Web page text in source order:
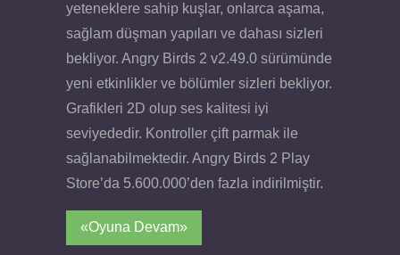
yeteneklere sahip kuşlar, onlarca aşama,
sağlam düşman yapıları ve dahası sizleri
bekliyor. Angry Birds 2 v2.49.0 sürümünde
yeni etkinlikler ve bölümler sizleri bekliyor.
Grafikleri 2D olup ses kalitesi iyi
seviyededir. Kontroller çift parmak ile
sağlanabilmektedir. Angry Birds 2 Play
Store’da 5.600.000’den fazla indirilmiştir.
«Oyuna Devam»